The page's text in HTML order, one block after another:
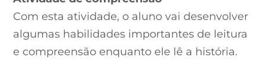
Com esta atividade, o aluno vai desenvolver
algumas habilidades importantes de leitura
e compreensão enquanto ele lê a história.